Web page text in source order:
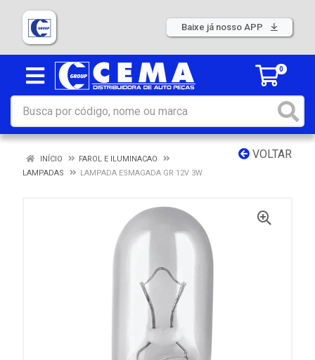
Baixe já nosso APP
0
VOLTAR
INÍCIO
FAROL E ILUMINACAO
LAMPADAS
LAMPADA ESMAGADA GR 12V 3W